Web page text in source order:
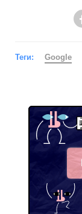
Теги: Google